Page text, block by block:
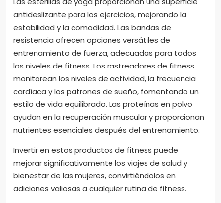
antideslizante para los ejercicios, mejorando la
estabilidad y la comodidad. Las bandas de
resistencia ofrecen opciones versátiles de
entrenamiento de fuerza, adecuadas para todos
los niveles de fitness. Los rastreadores de fitness
monitorean los niveles de actividad, la frecuencia
cardíaca y los patrones de sueño, fomentando un
estilo de vida equilibrado. Las proteínas en polvo
ayudan en la recuperación muscular y proporcionan
nutrientes esenciales después del entrenamiento.
Invertir en estos productos de fitness puede
mejorar significativamente los viajes de salud y
bienestar de las mujeres, convirtiéndolos en
adiciones valiosas a cualquier rutina de fitness.